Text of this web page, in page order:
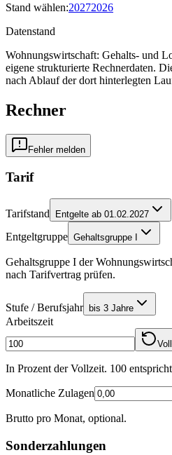
Stand wählen:20272026
Datenstand
Wohnungswirtschaft: Gehalts- und
eigene strukturierte Rechnerdaten.
nach Ablauf der dort hinterlegten
Rechner
Fehler melden
Tarif
Tarifstand Entgelte ab 01.02.2027
Entgeltgruppe Gehaltsgruppe I
Gehaltsgruppe I der
nach Tarifvertrag prüfen.
Stufe / Berufsjahr bis 3 Jahre
Arbeitszeit
In Prozent der Vollzeit. 100 entspricht
Monatliche Zulagen
Brutto pro Monat, optional.
Sonderzahlungen